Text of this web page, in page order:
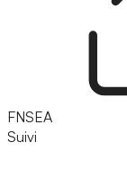
FNSEA
Suivi